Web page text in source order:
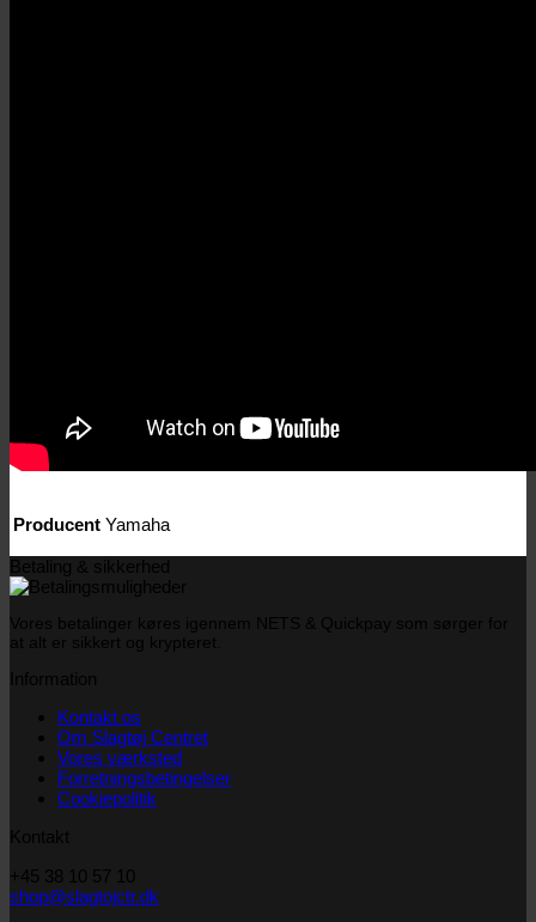
Producent Yamaha
Betaling & sikkerhed
Vores betalinger køres igennem NETS & Quickpay som sørger for
at alt er sikkert og krypteret.
Information
Kontakt os
Om Slagtøj Centret
Vores værksted
Forretningsbetingelser
Cookiepolitik
Kontakt
+45 38 10 57 10
shop@slagtojctr.dk